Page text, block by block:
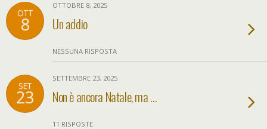
OTT
8
OTTOBRE 8, 2025
Un addio
NESSUNA RISPOSTA
SET
23
SETTEMBRE 23, 2025
Non è ancora Natale, ma …
11 RISPOSTE